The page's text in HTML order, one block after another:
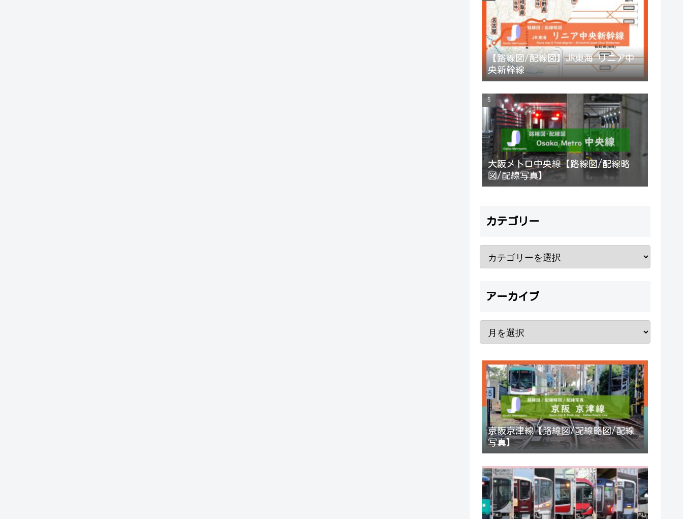
【路線図/配線図】JR東海 リニア中
央新幹線
大阪メトロ中央線【路線図/配線略
図/配線写真】
カテゴリー
アーカイブ
京阪京津線【路線図/配線略図/配線
写真】